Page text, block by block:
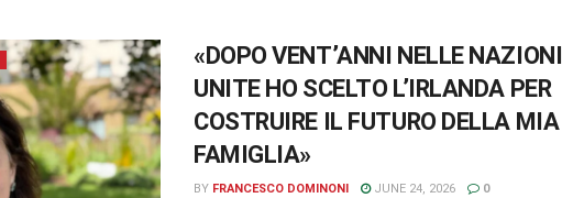
«DOPO VENT’ANNI NELLE NAZIONI
UNITE HO SCELTO L’IRLANDA PER
COSTRUIRE IL FUTURO DELLA MIA
FAMIGLIA»
BY FRANCESCO DOMINONI JUNE 24, 2026 0